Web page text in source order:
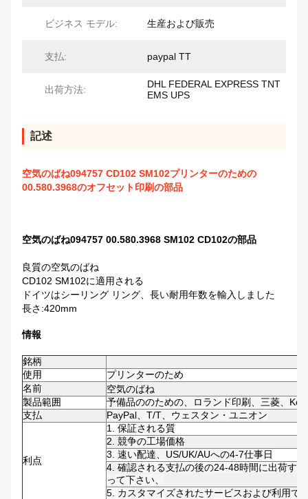
ビジネス モデル: 生産および販売
支払: paypal TT
出荷方法:
DHL FEDERAL EXPRESS TNT
EMS UPS
記述
空気のばね094757 CD102 SM102プリンターのための
00.580.3968のオフセット印刷の部品
空気のばね094757 00.580.3968 SM102 CD102の部品
良質の空気のばね
CD102 SM102に適用される
ドイツはシーリング リング、長い耐用年数を輸入しました
長さ:420mm
情報
銘柄
使用
プリンターのため
名前
空気のばね
製品範囲
予備品ののための、ロランド印刷、三菱、
支払
PayPal、T/T、ウェスタン・ユニオン
利点
1. 保証される質
2. 競争の工場価格
3. 速い配達、US/UK/AUへの4-7仕事日
4. 確認される支払の後の24-48時間に出荷す
って下さい、
5. カスタマイズされたサービスおよび利用で